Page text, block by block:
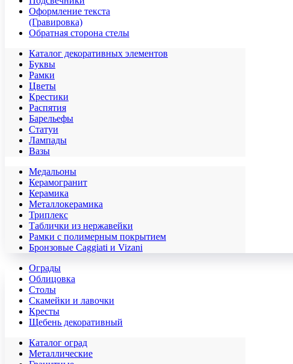
Оформление текста
(Гравировка)
Обратная сторона стелы
Каталог декоративных элементов
Буквы
Рамки
Цветы
Крестики
Распятия
Барельефы
Статуи
Лампады
Вазы
Медальоны
Керамогранит
Керамика
Металлокерамика
Триплекс
Таблички из нержавейки
Рамки с полимерным покрытием
Бронзовые Caggiati и Vizani
Ограды
Облицовка
Столы
Скамейки и лавочки
Кресты
Щебень декоративный
Каталог оград
Металлические